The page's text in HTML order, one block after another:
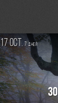
17 oct. 7дней